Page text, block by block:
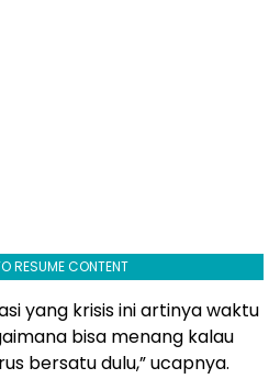
RESUME CONTENT
yang krisis ini artinya waktu
bisa menang kalau
bersatu dulu,” ucapnya.